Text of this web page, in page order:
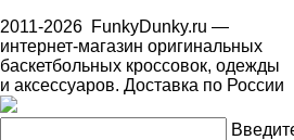
2011-2026 FunkyDunky.ru —
интернет-магазин оригинальных
баскетбольных кроссовок, одежды
и аксессуаров. Доставка по России